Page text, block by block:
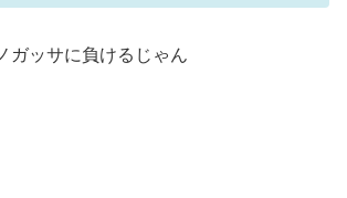
ガッサに負けるじゃん